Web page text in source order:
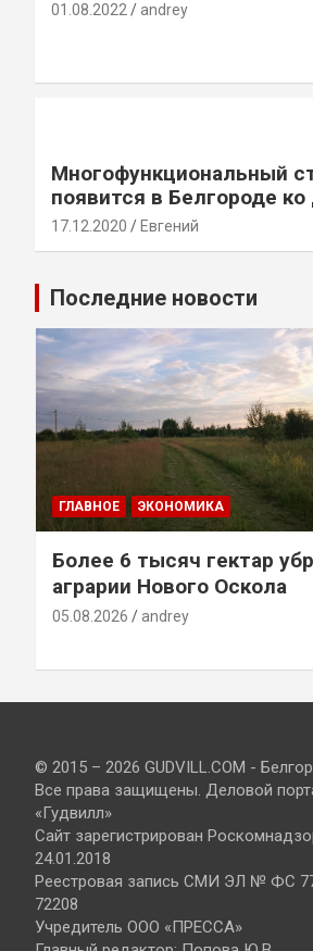
01.08.2022 andrey
Многофункциональный
появится в Белгороде
17.12.2020 Евгений
Последние новости
ГЛАВНОЕ ЭКОНОМИКА
Более 6 тысяч гектар
аграрии Нового Оскола
05.08.2026 andrey
© 2015 – 2026 GUDVILL.COM -
Все права защищены. Деловой
«Гудвилл»
Сайт зарегистрирован
24.01.2018
Реестровая запись СМИ ЭЛ № ФС
72208
Учредитель ООО «ПРЕССА»